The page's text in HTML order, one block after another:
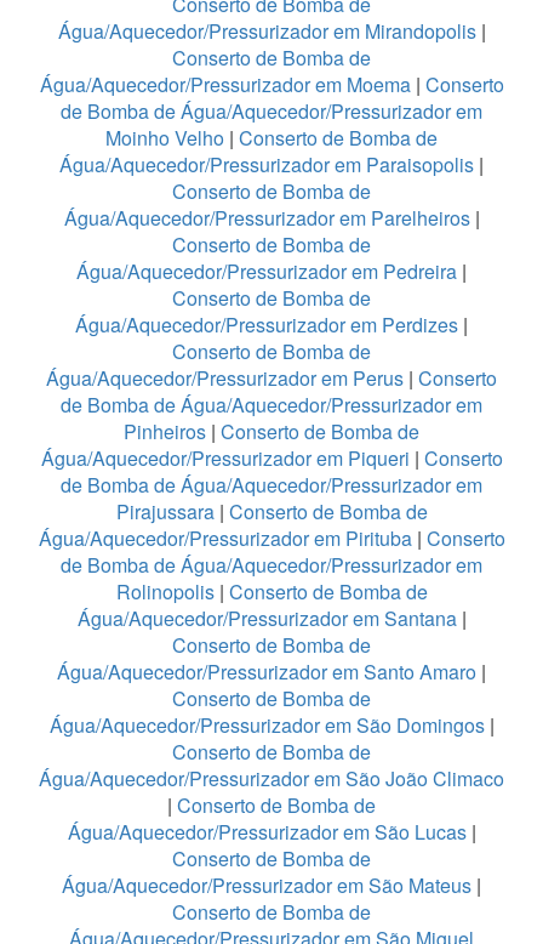
Água/Aquecedor/Pressurizador em Mirandopolis|
Conserto de Bomba de
Água/Aquecedor/Pressurizador em Moema| Conserto
de Bomba de Água/Aquecedor/Pressurizador em
Moinho Velho | Conserto de Bomba de
Água/Aquecedor/Pressurizador em Paraisopolis |
Conserto de Bomba de
Água/Aquecedor/Pressurizador em Parelheiros|
Conserto de Bomba de
Água/Aquecedor/Pressurizador em Pedreira |
Conserto de Bomba de
Água/Aquecedor/Pressurizador em Perdizes |
Conserto de Bomba de
Água/Aquecedor/Pressurizador em Perus | Conserto
de Bomba de Água/Aquecedor/Pressurizador em
Pinheiros | Conserto de Bomba de
Água/Aquecedor/Pressurizador em Piqueri | Conserto
de Bomba de Água/Aquecedor/Pressurizador em
Pirajussara| Conserto de Bomba de
Água/Aquecedor/Pressurizador em Pirituba| Conserto
de Bomba de Água/Aquecedor/Pressurizador em
Rolinopolis| Conserto de Bomba de
Água/Aquecedor/Pressurizador em Santana|
Conserto de Bomba de
Água/Aquecedor/Pressurizador em Santo Amaro |
Conserto de Bomba de
Água/Aquecedor/Pressurizador em São Domingos|
Conserto de Bomba de
Água/Aquecedor/Pressurizador em São João Climaco
| Conserto de Bomba de
Água/Aquecedor/Pressurizador em São Lucas|
Conserto de Bomba de
Água/Aquecedor/Pressurizador em São Mateus |
Conserto de Bomba de